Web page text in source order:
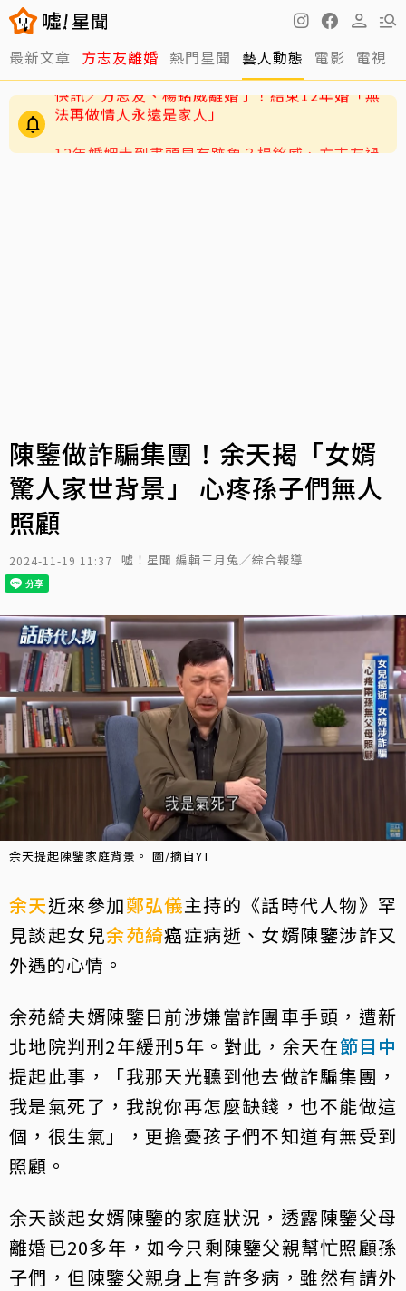
最新文章 方志友離婚 熱門星聞 藝人動態 電影 電視
12年婚姻走到盡頭早有跡象？楊銘威、方志友過
陳鑒做詐騙集團！余天揭「女婿
驚人家世背景」 心疼孫子們無人
照顧
2024-11-19 11:37 噓！星聞 編輯三月兔／綜合報導
余天提起陳鑒家庭背景。 圖/摘自YT
余天近來參加鄭弘儀主持的《話時代人物》罕
見談起女兒余苑綺癌症病逝、女婿陳鑒涉詐又
外遇的心情。
余苑綺夫婿陳鑒日前涉嫌當詐團車手頭，遭新
北地院判刑2年緩刑5年。對此，余天在節目中
提起此事，「我那天光聽到他去做詐騙集團，
我是氣死了，我說你再怎麼缺錢，也不能做這
個，很生氣」，更擔憂孩子們不知道有無受到
照顧。
余天談起女婿陳鑒的家庭狀況，透露陳鑒父母
離婚已20多年，如今只剩陳鑒父親幫忙照顧孫
子們，但陳鑒父親身上有許多病，雖然有請外